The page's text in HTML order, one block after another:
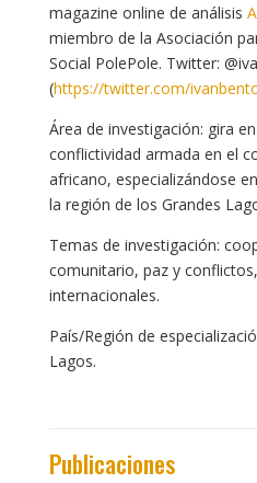
magazine online de análisis
miembro de la Asociación
Social PolePole. Twitter:
(https://twitter.com/
Área de investigación: gira
conflictividad armada en el
africano, especializándose
la región de los Grandes
Temas de investigación:
comunitario, paz y
internacionales.
País/Región de
Lagos.
Publicaciones